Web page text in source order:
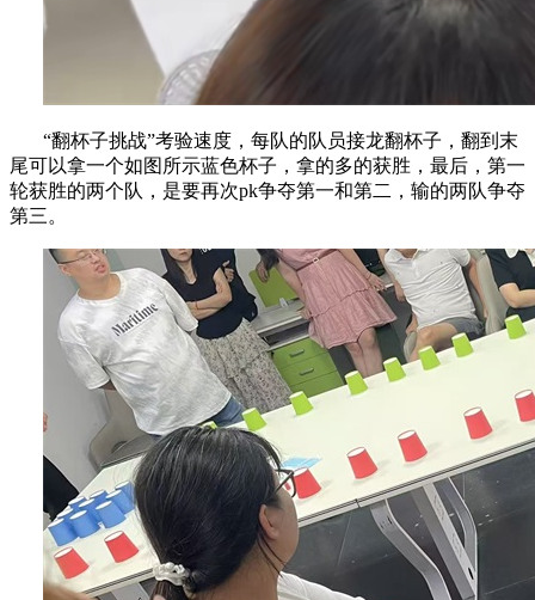
“翻杯子挑战”考验速度，每队的队员接龙翻杯子，翻到末
尾可以拿一个如图所示蓝色杯子，拿的多的获胜，最后，第一
轮获胜的两个队，是要再次pk争夺第一和第二，输的两队争夺
第三。